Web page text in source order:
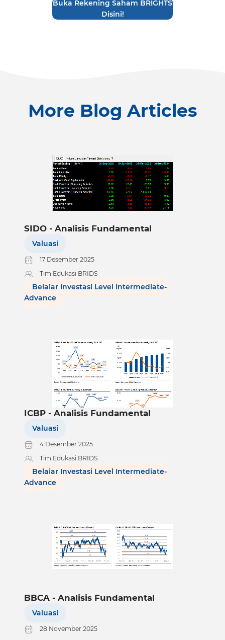
Buka Rekening Saham BRIGHTS
Disini!
More Blog Articles
SIDO - Analisis Fundamental
Valuasi
17 Desember 2025
Tim Edukasi BRIDS
Belajar Investasi Level Intermediate-
Advance
ICBP - Analisis Fundamental
Valuasi
4 Desember 2025
Tim Edukasi BRIDS
Belajar Investasi Level Intermediate-
Advance
BBCA - Analisis Fundamental
Valuasi
28 November 2025